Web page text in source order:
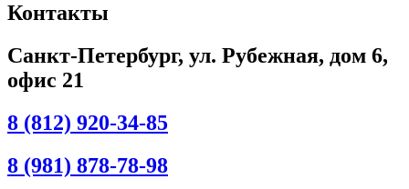
Контакты
Санкт-Петербург, ул. Рубежная, дом 6,
офис 21
8 (812) 920-34-85
8 (981) 878-78-98